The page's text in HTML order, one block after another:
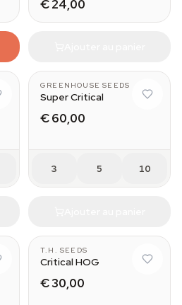
€ 24,00
GREENHOUSE SEEDS
Super Critical
€ 60,00
3 5 10
T.H. SEEDS
Critical HOG
€ 30,00